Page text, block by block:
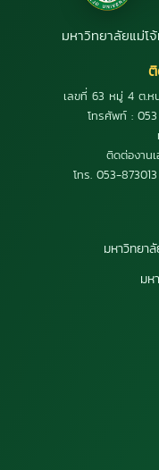
มหาวิทยาลัยแม่โ
เลขที่ 63 หมู่ 4 ต.ห
โทรศัพท์ :
ติดต่องาน
โทร. 053-
มหาวิทยา
มห